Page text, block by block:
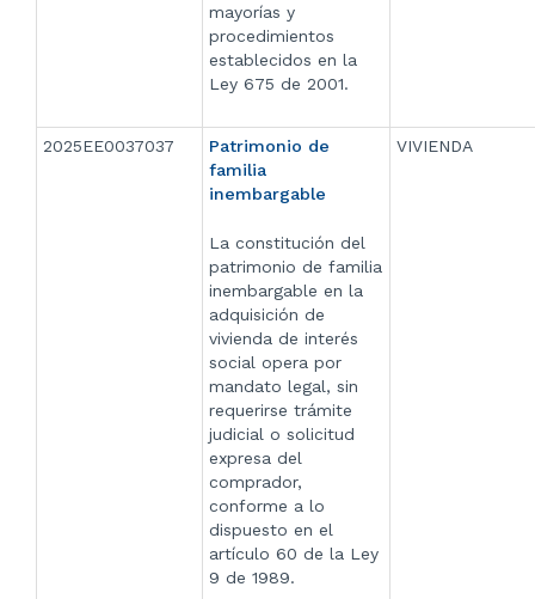
mayorías y
procedimientos
establecidos en la
Ley 675 de 2001.
2025EE0037037
Patrimonio de
familia
inembargable
La constitución del
patrimonio de familia
inembargable en la
adquisición de
vivienda de interés
social opera por
mandato legal, sin
requerirse trámite
judicial o solicitud
expresa del
comprador,
conforme a lo
dispuesto en el
artículo 60 de la Ley
9 de 1989.
VIVIENDA